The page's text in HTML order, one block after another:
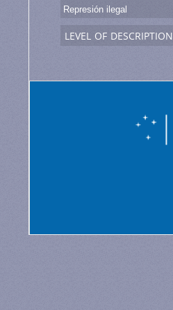
Represión ilegal
level of description